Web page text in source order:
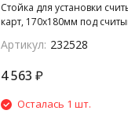
Стойка для установки
карт, 170х180мм под
бетонир.часть; Труба
Артикул: 232528
4 563 ₽
Осталась 1 шт.